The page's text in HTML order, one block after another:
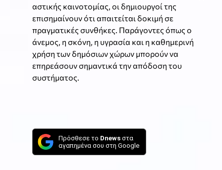
αστικής καινοτομίας, οι δημιουργοί της
επισημαίνουν ότι απαιτείται δοκιμή σε
πραγματικές συνθήκες. Παράγοντες όπως ο
άνεμος, η σκόνη, η υγρασία και η καθημερινή
χρήση των δημόσιων χώρων μπορούν να
επηρεάσουν σημαντικά την απόδοση του
συστήματος.
Πρόσθεσε το Dnews στα
αγαπημένα σου στη Google